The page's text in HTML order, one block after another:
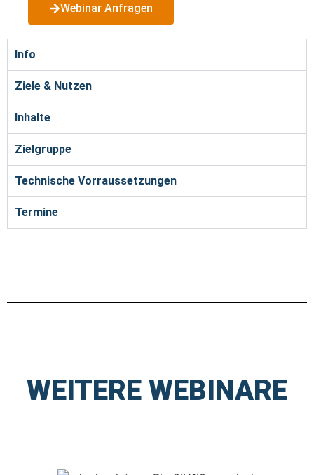
Webinar Anfragen
Info
Ziele & Nutzen
Inhalte
Zielgruppe
Technische Vorraussetzungen
Termine
WEITERE WEBINARE